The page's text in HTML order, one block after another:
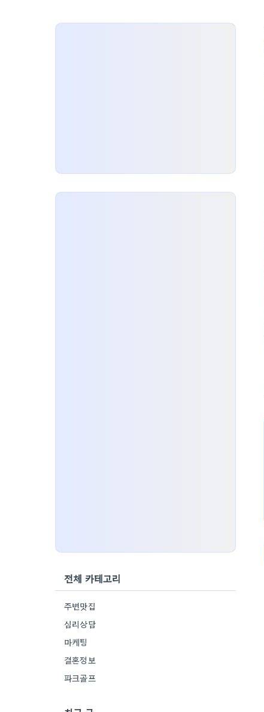
전체 카테고리
주변맛집
심리상담
마케팅
결혼정보
파크골프